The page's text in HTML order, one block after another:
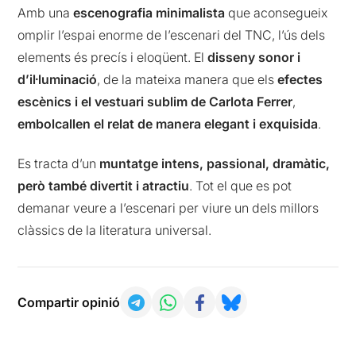
Amb unaescenografia minimalista que aconsegueix
omplir l’espai enorme de l’escenari del TNC, l’ús dels
elements és precís i eloqüent. Eldisseny sonor i
d’il·luminació, de la mateixa manera que elsefectes
escènics i el vestuari sublim de Carlota Ferrer,
embolcallen el relat de manera elegant i exquisida.
Es tracta d’un muntatge intens, passional, dramàtic,
però també divertit i atractiu. Tot el que es pot
demanar veure a l’escenari per viure un dels millors
clàssics de la literatura universal.
Compartir opinió